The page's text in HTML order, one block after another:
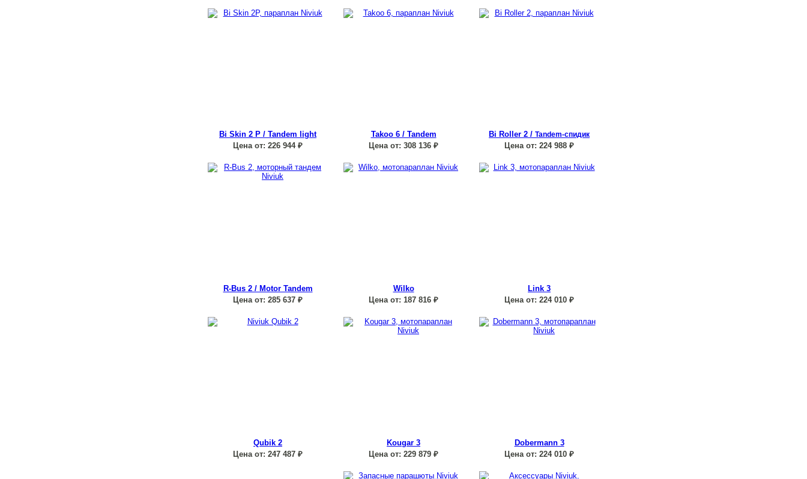
Bi Skin 2 P / Tandem light
Цена от: 226 944₽
Takoo 6 / Tandem
Цена от: 308 136 ₽
Bi Roller 2 / Tandem-спидик
Цена от: 224 988 ₽
R-Bus 2 / Motor Tandem
Цена от: 285 637 ₽
Wilko
Цена от: 187 816 ₽
Link 3
Цена от: 224 010 ₽
Qubik 2
Цена от: 247 487 ₽
Kougar 3
Цена от: 229 879 ₽
Dobermann 3
Цена от: 224 010 ₽